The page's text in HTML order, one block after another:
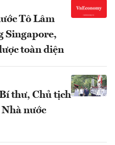
Tô Lâm
Singapore,
toàn diện
thư, Chủ tịch
nước